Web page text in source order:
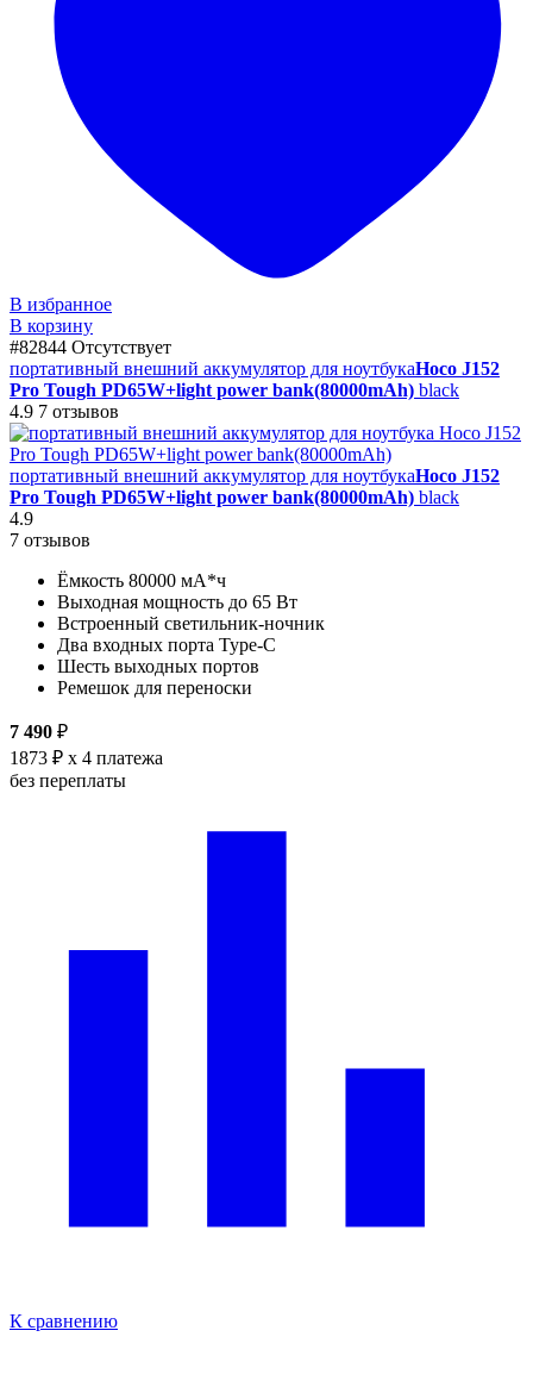
В избранное
В корзину
#82844 Отсутствует
портативный внешний аккумулятор для ноутбукаHoco J152
Pro Tough PD65W+light power bank(80000mAh) black
4.9 7 отзывов
портативный внешний аккумулятор для ноутбукаHoco J152
Pro Tough PD65W+light power bank(80000mAh) black
4.9
7 отзывов
Ёмкость 80000 мА*ч
Выходная мощность до 65 Вт
Встроенный светильник-ночник
Два входных порта Type-C
Шесть выходных портов
Ремешок для переноски
7 490 ₽
1873 ₽ x 4 платежа
без переплаты
К сравнению